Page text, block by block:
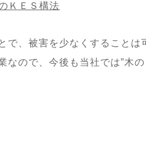
ＫＥＳ構法
で、被害を少なくすることは
なので、今後も当社では”木の